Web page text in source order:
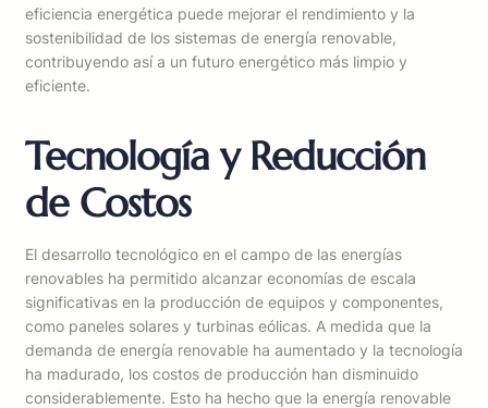
eficiencia energética puede mejorar el rendimiento y la
sostenibilidad de los sistemas de energía renovable,
contribuyendo así a un futuro energético más limpio y
eficiente.
Tecnología y Reducción
de Costos
El desarrollo tecnológico en el campo de las energías
renovables ha permitido alcanzar economías de escala
significativas en la producción de equipos y componentes,
como paneles solares y turbinas eólicas. A medida que la
demanda de energía renovable ha aumentado y la tecnología
ha madurado, los costos de producción han disminuido
considerablemente. Esto ha hecho que la energía renovable